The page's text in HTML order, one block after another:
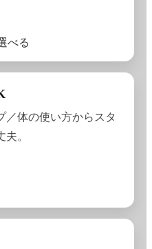
べる
／体の使い方からスタ
。